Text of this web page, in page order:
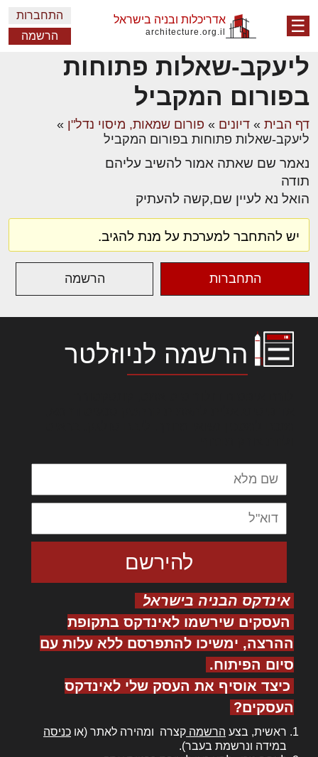
☰ אדריכלות ובניה בישראל
architecture.org.il
התחברות
הרשמה
ליעקב-שאלות פתוחות
בפורום המקביל
דף הבית » דיונים » פורום שמאות, מיסוי נדל"ן »
ליעקב-שאלות פתוחות בפורום המקביל
נאמר שם שאתה אמור להשיב עליהם
תודה
הואל נא לעיין שם,קשה להעתיק
יש להתחבר למערכת על מנת להגיב.
התחברות הרשמה
הרשמה לניוזלטר
אינדקס הבניה בישראל
העסקים שירשמו לאינדקס בתקופת
ההרצה, ימשיכו להתפרסם ללא עלות עם
סיום הפיתוח.
כיצד אוסיף את העסק שלי לאינדקס
העסקים?
ראשית, בצע הרשמה קצרה ומהירה לאתר (או כניסה
במידה ונרשמת בעבר).